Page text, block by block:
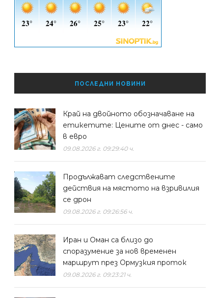
ПОСЛЕДНИ НОВИНИ
Край на двойното обозначаване на
етикетите: Цените от днес - само
в евро
09.08.2026 г. 09:29:40 ч.
Продължават следствените
действия на мястото на взривилия
се дрон
09.08.2026 г. 09:26:56 ч.
Иран и Оман са близо до
споразумение за нов временен
маршрут през Ормузкия проток
09.08.2026 г. 09:23:21 ч.